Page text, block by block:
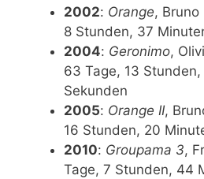
2002: Orange, Bruno
8 Stunden, 37
2004: Geronimo,
63 Tage, 13
Sekunden
2005: Orange II,
16 Stunden, 20
2010: Groupama 3,
Tage, 7 Stunden, 44